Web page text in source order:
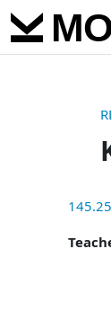
Zum Hauptinhalt